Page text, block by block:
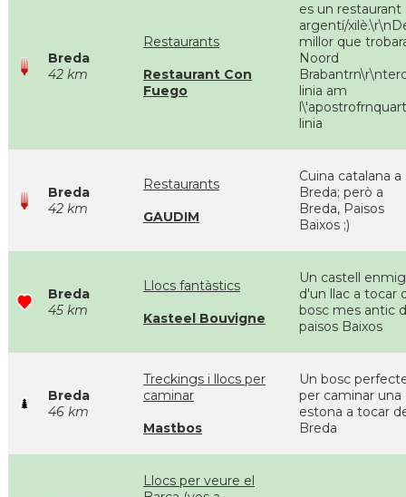
Breda
42 km
Restaurants
Restaurant Con
Fuego
es un restaurant
argentí/
millor que
Noord
linia am
linia
Breda
42 km
Restaurants
GAUDIM
Cuina catalana a
Breda; però a
Breda, Paisos
Baixos ;)
Breda
45 km
Llocs fantàstics
Kasteel Bouvigne
Un castell enmig
d'un llac a tocar
bosc mes antic
paisos Baixos
Breda
46 km
Treckings i llocs per
caminar
Mastbos
Un bosc
per caminar una
estona a tocar
Breda
Llocs per veure el